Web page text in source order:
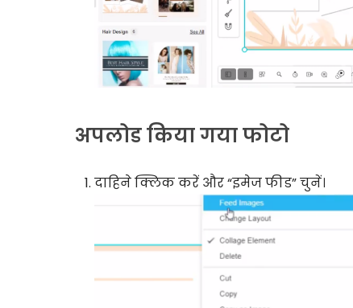
अपलोड किया गया फोटो
दाहिने क्लिक करें और “इमेज फीड” चुनें।